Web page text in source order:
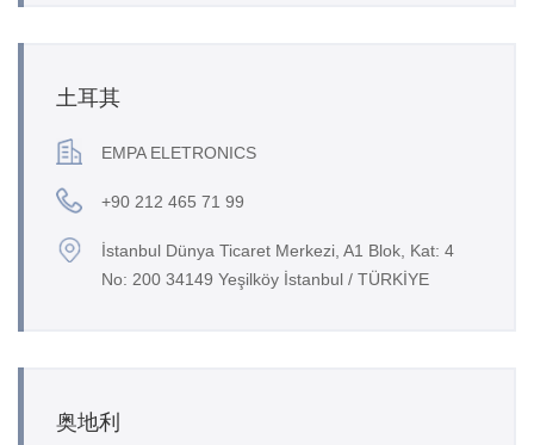
土耳其
EMPA ELETRONICS
+90 212 465 71 99
İstanbul Dünya Ticaret Merkezi, A1 Blok, Kat: 4
No: 200 34149 Yeşilköy İstanbul / TÜRKİYE
奥地利